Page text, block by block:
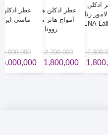
ادکلن لالینگ
زنانه روونا
ROVENA
تومان
قیمت
تومان
قیمت
عطر ادکلن هانست
آمواج هانر مردانه
روونا
2,200,000 تومان
قیمت
1,800,000
تومان
قیمت
عطر
ماسی این
6,900,000
6,000,000